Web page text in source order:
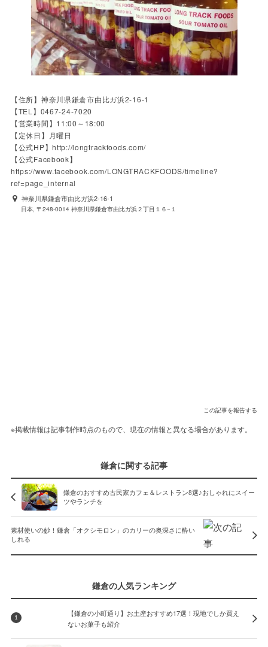
【住所】神奈川県鎌倉市由比ガ浜2-16-1
【TEL】0467-24-7020
【営業時間】11:00～18:00
【定休日】月曜日
【公式HP】http://longtrackfoods.com/
【公式Facebook】
https://www.facebook.com/LONGTRACKFOODS/timeline?
ref=page_internal
神奈川県鎌倉市由比ガ浜2-16-1
日本, 〒248-0014 神奈川県鎌倉市由比ガ浜２丁目１６−１
この記事を報告する
※掲載情報は記事制作時点のもので、現在の情報と異なる場合があります。
鎌倉に関する記事
鎌倉のおすすめ古民家カフェ＆レストラン8選♪おしゃれにスイー
ツやランチを
素材使いの妙！鎌倉「オクシモロン」のカリーの奥深さに酔い
しれる
鎌倉の人気ランキング
1
【鎌倉の小町通り】お土産おすすめ17選！現地でしか買え
ないお菓子も紹介